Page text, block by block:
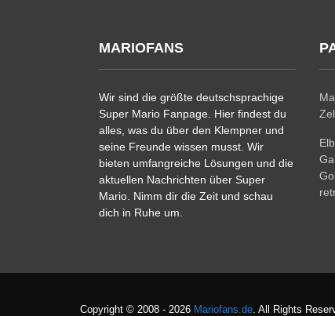
MARIOFANS
Wir sind die größte deutschsprachige
Super Mario Fanpage. Hier findest du
alles, was du über den Klempner und
seine Freunde wissen musst. Wir
bieten umfangreiche Lösungen und die
aktuellen Nachrichten über Super
Mario. Nimm dir die Zeit und schau
dich in Ruhe um.
Copyright © 2008 - 2026 Mariofans.de . All Rights